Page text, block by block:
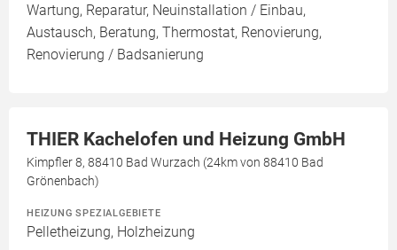
Wartung, Reparatur, Neuinstallation / Einbau,
Austausch, Beratung, Thermostat, Renovierung,
Renovierung / Badsanierung
THIER Kachelofen und Heizung GmbH
Kimpfler 8, 88410 Bad Wurzach (24km von 88410 Bad
Grönenbach)
HEIZUNG SPEZIALGEBIETE
Pelletheizung, Holzheizung